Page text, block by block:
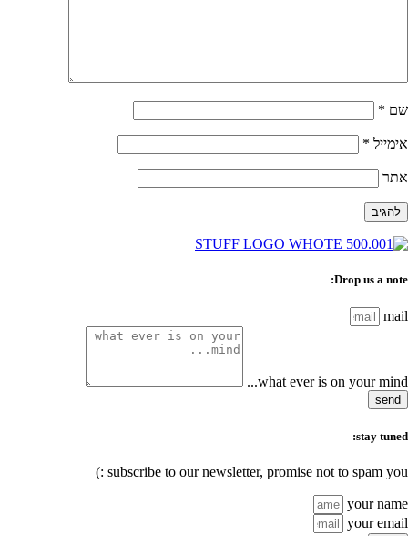
שם *
אימייל *
אתר
Drop us a note:
mail
what ever is on your mind...
send
stay tuned:
subscribe to our newsletter, promise not to spam you :)
your name
your email